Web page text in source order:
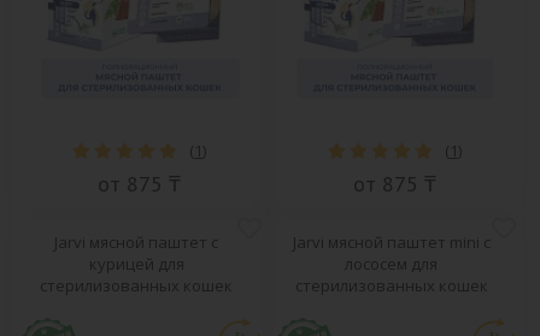
( 1)
от 875 ₸
( 1)
от 875 ₸
Jarvi мясной паштет с
курицей для
стерилизованных кошек
Jarvi мясной паштет mini с
лососем для
стерилизованных кошек